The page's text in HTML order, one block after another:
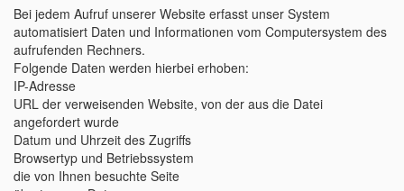
Bei jedem Aufruf unserer Website erfasst unser System
automatisiert Daten und Informationen vom Computersystem des
aufrufenden Rechners.
Folgende Daten werden hierbei erhoben:
IP-Adresse
URL der verweisenden Website, von der aus die Datei
angefordert wurde
Datum und Uhrzeit des Zugriffs
Browsertyp und Betriebssystem
die von Ihnen besuchte Seite